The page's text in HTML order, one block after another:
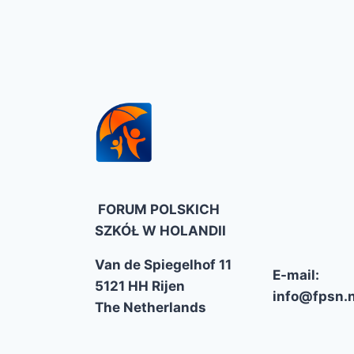
FORUM POLSKICH
SZKÓŁ W HOLANDII
Van de Spiegelhof 11
5121 HH Rijen
The Netherlands
E-mail: